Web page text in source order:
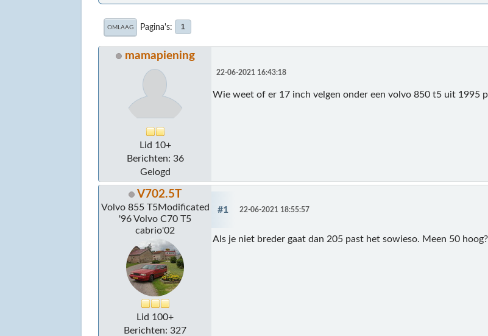
OMLAAG Pagina's 1
mamapiening
Lid 10+
Berichten: 36
Gelogd
22-06-2021 16:43:18
Wie weet of er 17 inch velgen onder een volvo 850 t5 uit 1995
V702.5T
Volvo 855 T5Modificated
'96 Volvo C70 T5
cabrio'02
Lid 100+
Berichten: 327
#1 22-06-2021 18:55:57
Als je niet breder gaat dan 205 past het sowieso. Meen 50 hoog?